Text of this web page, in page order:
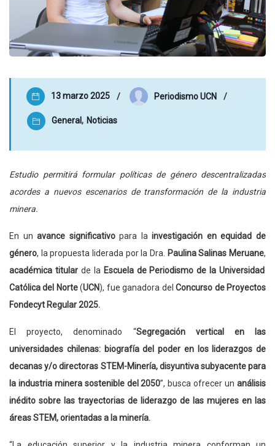
13 marzo 2025 Periodismo UCN
General, Noticias
Estudio permitirá formular políticas de género descentralizadas
acordes a nuevos escenarios de transformación de la industria
minera.
En unavance significativopara lainvestigación en equidad de
género, la propuesta liderada por la Dra. Paulina Salinas Meruane,
académica titularde la Escuela de Periodismo de la Universidad
Católica del Norte(UCN), fue ganadora delConcurso de Proyectos
Fondecyt Regular 2025.
El proyecto, denominado “Segregación vertical en las
universidades chilenas: biografía del poder en los liderazgos de
decanas y/o directoras STEM-Minería, disyuntiva subyacente para
la industria minera sostenible del 2050”, busca ofrecer unanálisis
inédito sobre las trayectorias de liderazgo de las mujeres en las
áreas STEM, orientadas a la minería.